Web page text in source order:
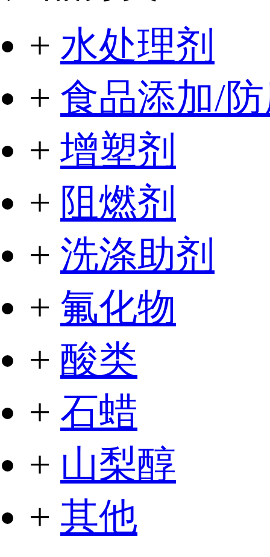
+ 水处理剂
+ 食品添加/
+ 增塑剂
+ 阻燃剂
+ 洗涤助剂
+ 氟化物
+ 酸类
+ 石蜡
+ 山梨醇
+ 其他